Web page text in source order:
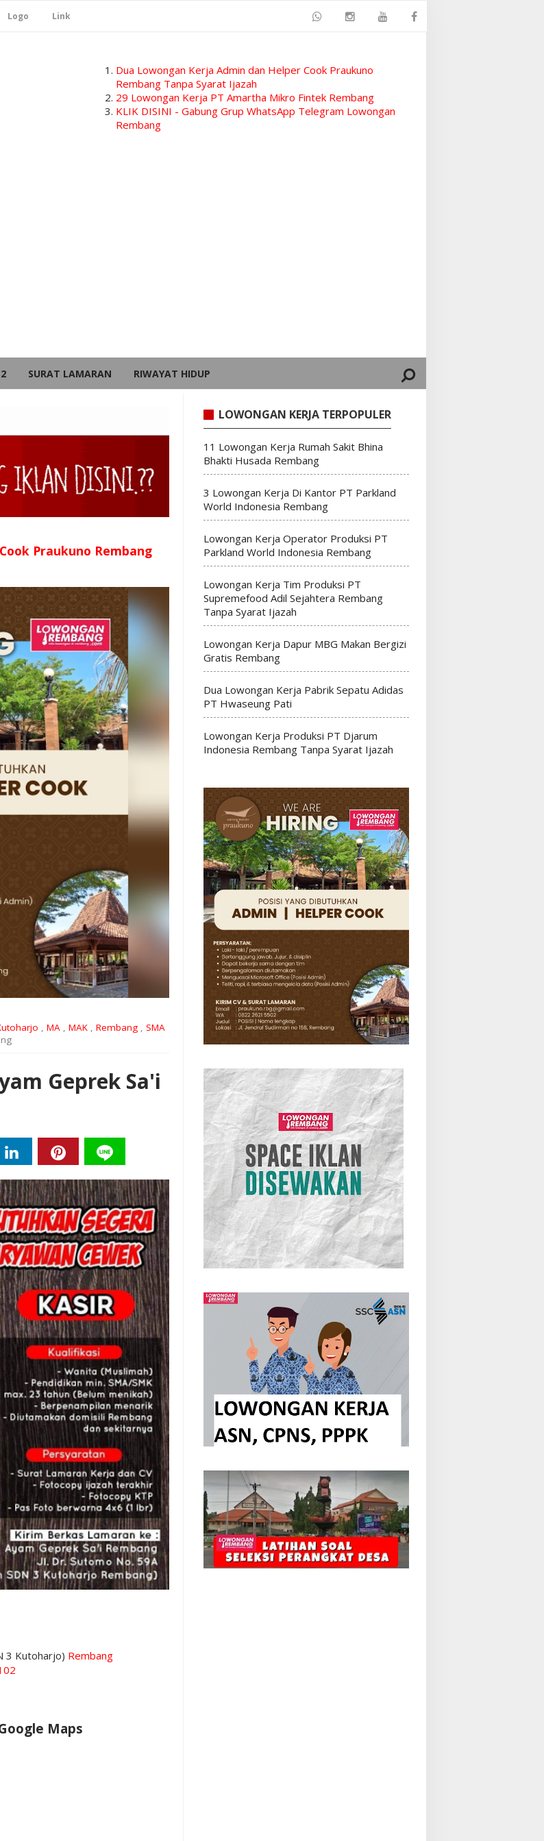
Logo Link
Dua Lowongan Kerja Admin dan Helper Cook Praukuno
Rembang Tanpa Syarat Ijazah
29 Lowongan Kerja PT Amartha Mikro Fintek Rembang
KLIK DISINI - Gabung Grup WhatsApp Telegram Lowongan
Rembang
SURAT LAMARAN RIWAYAT HIDUP
Praukuno Rembang
, MA , MAK , Rembang , SMA
Geprek Sa'i
3 Kutoharjo) Rembang
Maps
LOWONGAN KERJA TERPOPULER
11 Lowongan Kerja Rumah Sakit Bhina
Bhakti Husada Rembang
3 Lowongan Kerja Di Kantor PT Parkland
World Indonesia Rembang
Lowongan Kerja Operator Produksi PT
Parkland World Indonesia Rembang
Lowongan Kerja Tim Produksi PT
Supremefood Adil Sejahtera Rembang
Tanpa Syarat Ijazah
Lowongan Kerja Dapur MBG Makan Bergizi
Gratis Rembang
Dua Lowongan Kerja Pabrik Sepatu Adidas
PT Hwaseung Pati
Lowongan Kerja Produksi PT Djarum
Indonesia Rembang Tanpa Syarat Ijazah